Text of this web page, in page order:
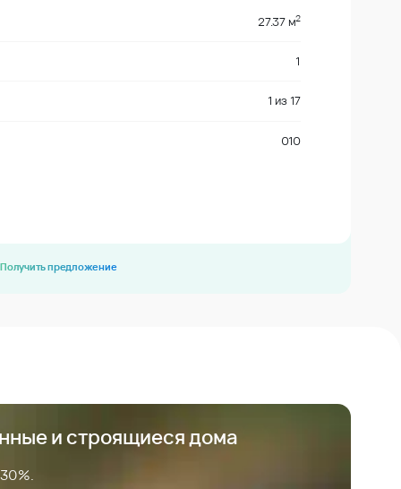
27.37 м2
1
1 из 17
010
Получить предложение
и строящиеся дома